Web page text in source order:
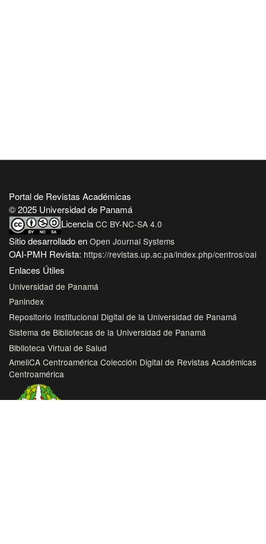
Portal de Revistas Académicas
© 2025 Universidad de Panamá
Licencia CC BY-NC-SA 4.0
Sitio desarrollado en Open Journal Systems
OAI-PMH Revista: https://revistas.up.ac.pa/index.php/centros/oai
Enlaces Útiles
Universidad de Panamá
Panindex
Repositorio Institucional Digital de la Universidad de Panamá
Sistema de Bibliotecas de la Universidad de Panamá
Biblioteca Virtual de Salud
AmeliCA Centroamérica Colección Digital de Revistas Académicas
Centroamérica